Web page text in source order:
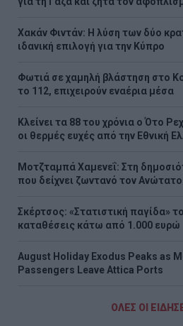
Χακάν Φιντάν: Η λύση των δύο
ιδανική επιλογή για την Κύπρο
Φωτιά σε χαμηλή βλάστηση στο
το 112, επιχειρούν εναέρια μέσα
Κλείνει τα 88 του χρόνια ο Ότο
οι θερμές ευχές από την Εθνική
Μοτζταμπά Χαμενεΐ: Στη
που δείχνει ζωντανό τον
Σκέρτσος: «Στατιστική παγίδα»
καταθέσεις κάτω από 1.000 ευρώ
August Holiday Exodus Peaks as
Passengers Leave Attica Ports
ΟΛΕΣ ΟΙ